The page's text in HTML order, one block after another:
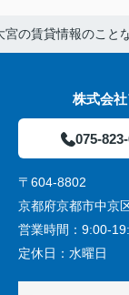
宮の賃貸情報のこと
株式会
075-
〒604-8802
京都府京都市中京
営業時間： 9:00-
定休日： 水曜日